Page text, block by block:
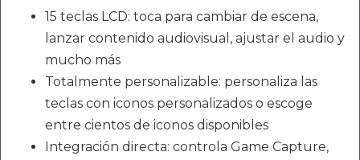
15 teclas LCD: toca para cambiar de escena,
lanzar contenido audiovisual, ajustar el audio y
mucho más
Totalmente personalizable: personaliza las
teclas con iconos personalizados o escoge
entre cientos de iconos disponibles
Integración directa: controla Game Capture,